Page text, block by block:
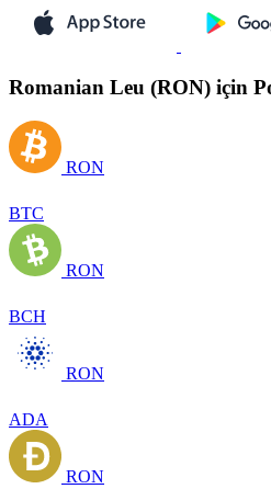
Romanian Leu (RON) için
RON
BTC
RON
BCH
RON
ADA
RON